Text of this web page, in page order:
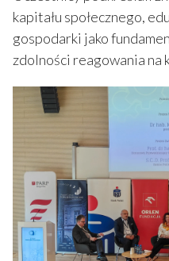
kapitału społecznego,
gospodarki jako
zdolności reagowania na